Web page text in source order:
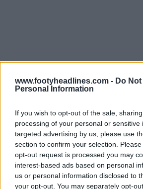
www.footyheadlines.com - Do
Personal Information
If you wish to opt-out of the sale,
processing of your personal or sensitive
targeted advertising by us, please use
section to confirm your selection.
opt-out request is processed you may
interest-based ads based on personal
us or personal information disclosed to
your opt-out. You may separately opt-
La collection Adidas Newcastle
Originals comprend une veste de
fermeture éclair intégrale, un
maillot classique et un pantalon de
tous ornés du logo trèfle
l'écusson de Newcastle United.